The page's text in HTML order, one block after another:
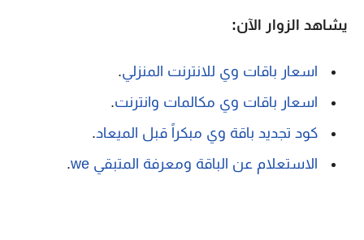
يشاهد الزوار الآن:
اسعار باقات وي للانترنت المنزلي.
اسعار باقات وي مكالمات وانترنت.
كود تجديد باقة وي مبكراً قبل الميعاد.
الاستعلام عن الباقة ومعرفة المتبقي we
.